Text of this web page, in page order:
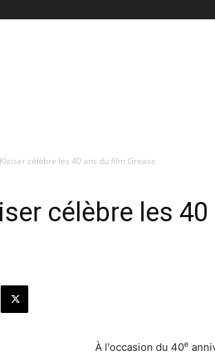
célèbre les 40 ans du film Grease
célèbre les
À l'occasion du 40e